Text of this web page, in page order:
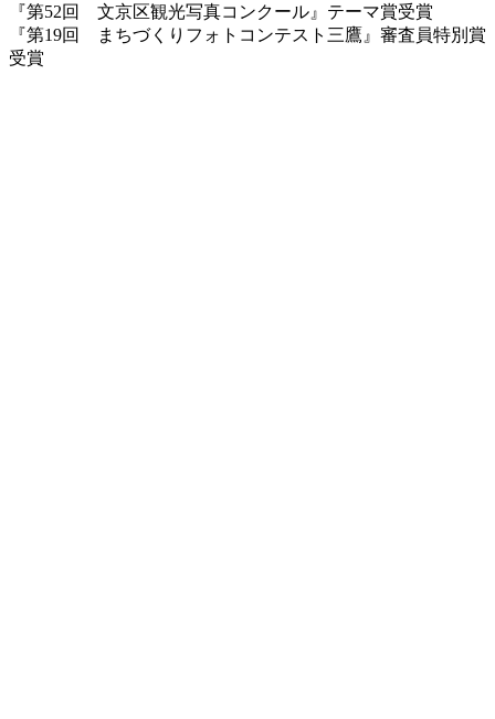
『第52回 文京区観光写真コンクール』テーマ賞受賞
『第19回 まちづくりフォトコンテスト三鷹』審査員特別賞
受賞